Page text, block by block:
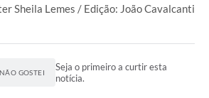
Sheila Lemes / Edição: João Cavalcanti
NÃO GOSTEI
Seja o primeiro a curtir esta
notícia.